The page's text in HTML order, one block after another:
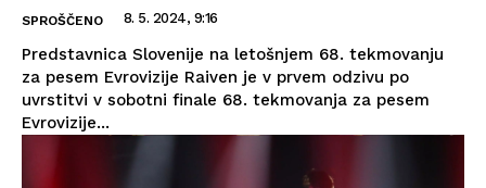
SPROŠČENO 8. 5. 2024, 9:16
Predstavnica Slovenije na letošnjem 68. tekmovanju
za pesem Evrovizije Raiven je v prvem odzivu po
uvrstitvi v sobotni finale 68. tekmovanja za pesem
Evrovizije...